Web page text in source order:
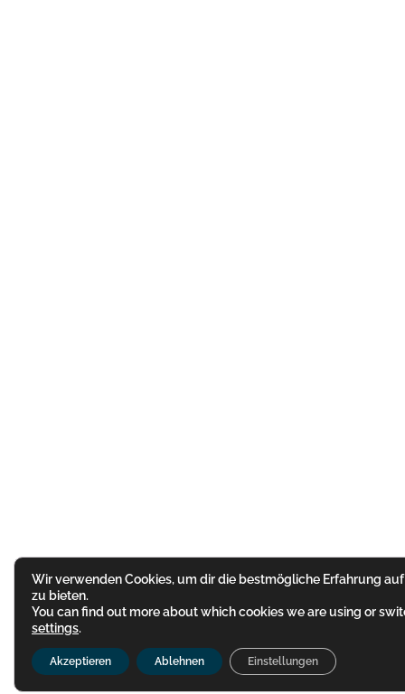
Wir verwenden Cookies, um dir die bestmögliche Erfahrung
zu bieten.
You can find out more about which cookies we are using or
settings.
Akzeptieren Ablehnen Einstellungen